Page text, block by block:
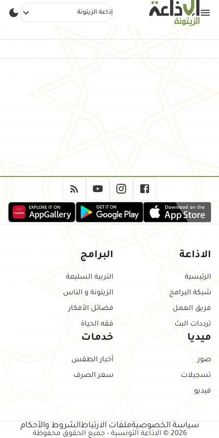
إذاعة الزيتونة
الاذاعة
الرئيسية
شبكة البرامج
فريق العمل
ترددات البث
البرامج
التربية السليمة
الزيتونة و الناس
فضائل الأفكار
فقه الحياة
ميديا
صور
تسجيلات
فيديو
خدمات
أخبار الطقس
سعر الصرف
2026 © الاذاعة التونسية - جميع الحقوق محفوظة
سياسة الخصوصيةملفات الارتباطالشروط والأحكام